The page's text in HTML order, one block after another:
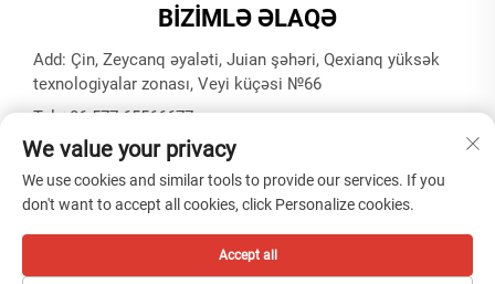
BIZIMLƏ ƏLAQƏ
Add: Çin, Zeycanq əyaləti, Juian şəhəri, Qexianq yüksək
texnologiyalar zonası, Veyi küçəsi №66
Tel:+86-577-65566677
E-poçt: [email protected]
CO. LTD -Gizlilik siyasəti
We value your privacy
We use cookies and similar tools to provide our services. If you
don't want to accept all cookies, click Personalize cookies.
Accept all